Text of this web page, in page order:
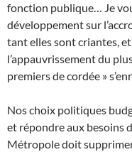
fonction publique… Je
développement sur
tant elles sont criantes,
l’appauvrissement du
premiers de cordée »
Nos choix politiques
et répondre aux besoins
Métropole doit